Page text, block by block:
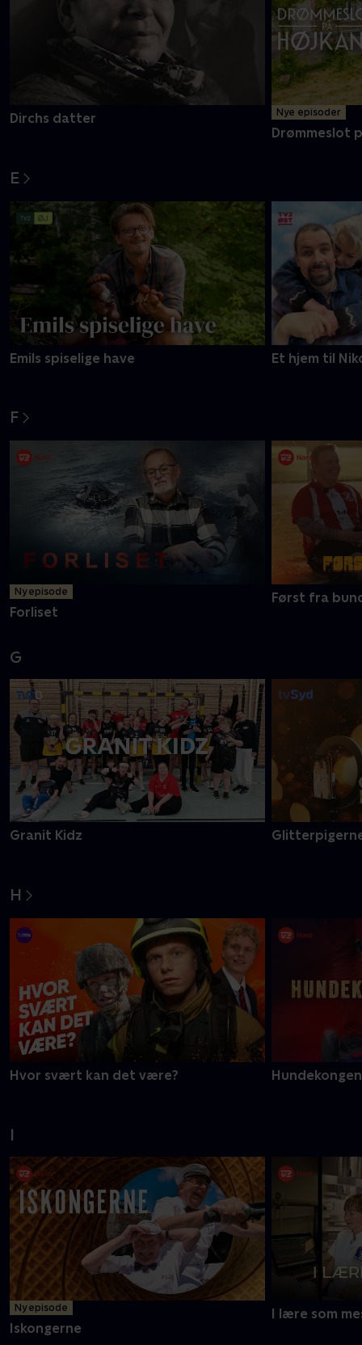
Dirchs datter Nye episoder
Drømmeslot
E
Emils spiselige have Et hjem til
F
Ny episode
Forliset
Først fra
G
Granit Kidz
H
Hvor svært kan det være? Hundekongen
I
Ny episode
Iskongerne
I lære som